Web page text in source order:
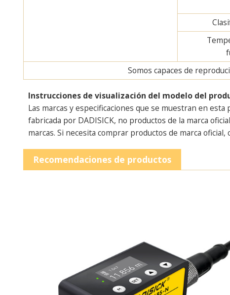
Somos capaces de
Instrucciones de visualización del modelo del
Las marcas y especificaciones que se muestran en
fabricada por DADISICK, no productos de la marca
marcas. Si necesita comprar productos de marca
Recomendaciones de productos